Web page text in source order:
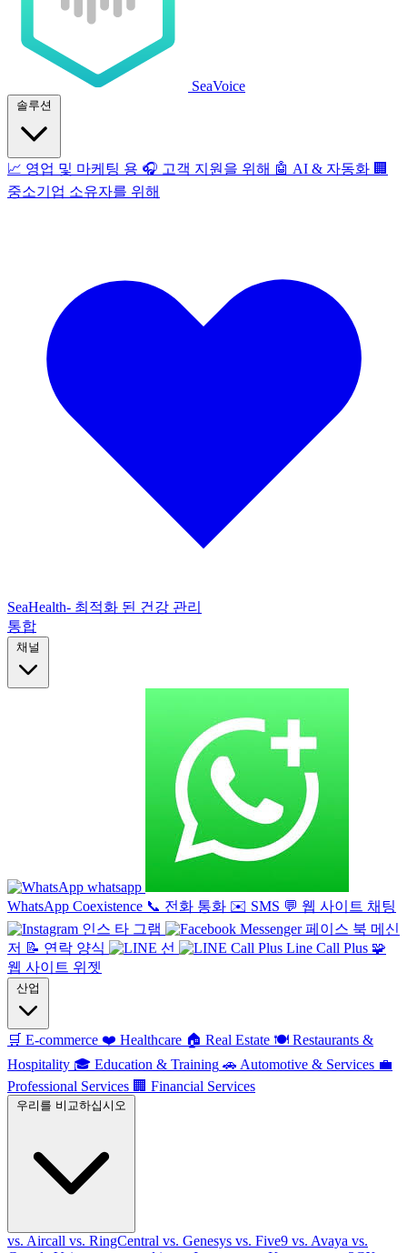
SeaVoice
솔루션
📈 영업 및 마케팅 용 🎧 고객 지원을 위해 🤖 AI & 자동화 🏢
중소기업 소유자를 위해
SeaHealth- 최적화 된 건강 관리
통합
채널
whatsapp
WhatsApp Coexistence 📞 전화 통화 ✉️ SMS 💬 웹 사이트 채팅
인스 타 그램
페이스 북 메신
저 📝 연락 양식 선 Line Call Plus 🧩
웹 사이트 위젯
산업
🛒 E-commerce ❤️ Healthcare 🏠 Real Estate 🍽️ Restaurants &
Hospitality 🎓 Education & Training 🚗 Automotive & Services 💼
Professional Services 🏢 Financial Services
우리를 비교하십시오
vs. Aircall vs. RingCentral vs. Genesys vs. Five9 vs. Avaya vs.